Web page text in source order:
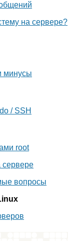
на сервере?
минусы
/ SSH
root
сервере
вопросы